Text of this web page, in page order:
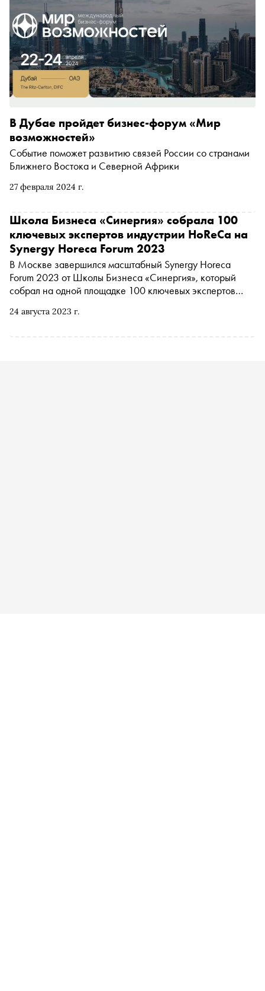
27 февраля 2024 г.
В Дубае пройдет бизнес-форум «Мир
возможностей»
Событие поможет развитию связей России со странами
Ближнего Востока и Северной Африки
24 августа 2023 г.
Школа Бизнеса «Синергия» собрала 100
ключевых экспертов индустрии HoReCa на
Synergy Horeca Forum 2023
В Москве завершился масштабный Synergy Horeca
Forum 2023 от Школы Бизнеса «Синергия», который
собрал на одной площадке 100 ключевых экспертов
гастрономических центров притяжения России: Москвы,